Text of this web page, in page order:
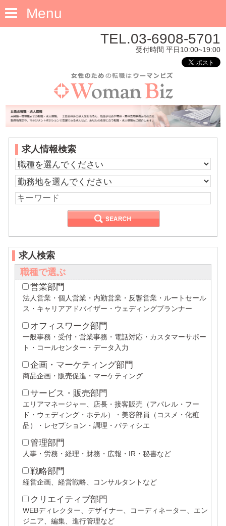
Menu
TEL.03-6908-5701
受付時間 平日10:00~19:00
求人情報検索
求人検索
職種で選ぶ
営業部門
法人営業・個人営業・内勤営業・反響営業・ルートセール
ス・キャリアアドバイザー・ウェディングプランナー
オフィスワーク部門
一般事務・受付・営業事務・電話対応・カスタマーサポー
ト・コールセンター・データ入力
企画・マーケティング部門
商品企画・販売促進・マーケティング
サービス・販売部門
エリアマネージャー、店長・接客販売（アパレル・フー
ド・ウェディング・ホテル）・美容部員（コスメ・化粧
品）・レセプション・調理・パティシエ
管理部門
人事・労務・経理・財務・広報・IR・秘書など
戦略部門
経営企画、経営戦略、コンサルタントなど
クリエイティブ部門
WEBディレクター、デザイナー、コーディネーター、エン
ジニア、編集、進行管理など